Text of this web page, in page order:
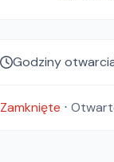
Godziny
Zamknięte ⋅